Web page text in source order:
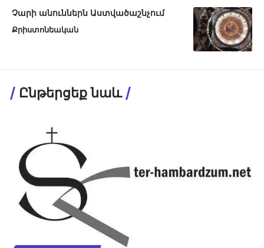
Չարի անուններն Աստվածաշնչում
Քրիստոնեական
Ընթերցեք նաև